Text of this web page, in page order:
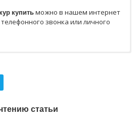
купитьможно в нашем интернет
звонка или личного
статьи